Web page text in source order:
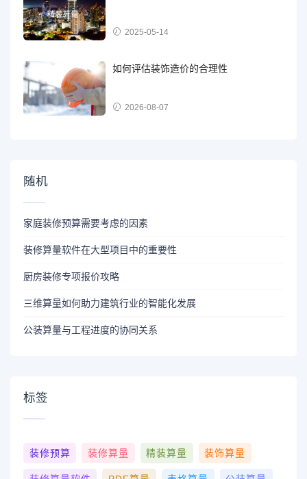
2025-05-14
如何评估装饰造价的合理性
2026-08-07
随机
家庭装修预算需要考虑的因素
装修算量软件在大型项目中的重要性
厨房装修专项报价攻略
三维算量如何助力建筑行业的智能化发展
公装算量与工程进度的协同关系
标签
装修预算 装修算量 精装算量 装饰算量